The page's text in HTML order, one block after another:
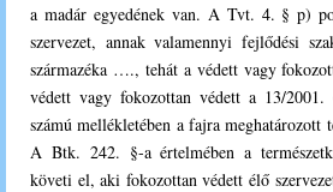
a madár egyedének van. A Tvt. 4. § p)
szervezet, annak valamennyi fejlődési
származéka …., tehát a védett vagy
védett vagy fokozottan védett a 13/
számú mellékletében a fajra meghatározott
A Btk. 242. §-a értelmében a
követi el, aki fokozottan védett élő